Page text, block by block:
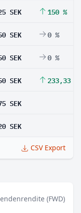
SEK 150 %
SEK 0 %
SEK 0 %
SEK 233,33 %
SEK
SEK
CSV Export
(FWD)